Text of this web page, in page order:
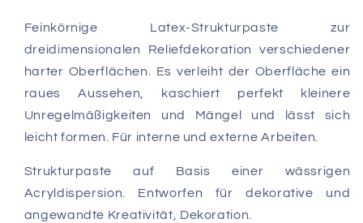
ml
Feinkörnige Latex-Strukturpaste zur
dreidimensionalen Reliefdekoration verschiedener
harter Oberflächen. Es verleiht der Oberfläche ein
raues Aussehen, kaschiert perfekt kleinere
Unregelmäßigkeiten und Mängel und lässt sich
leicht formen. Für interne und externe Arbeiten.
Strukturpaste auf Basis einer wässrigen
Acryldispersion. Entworfen für dekorative und
angewandte Kreativität, Dekoration.